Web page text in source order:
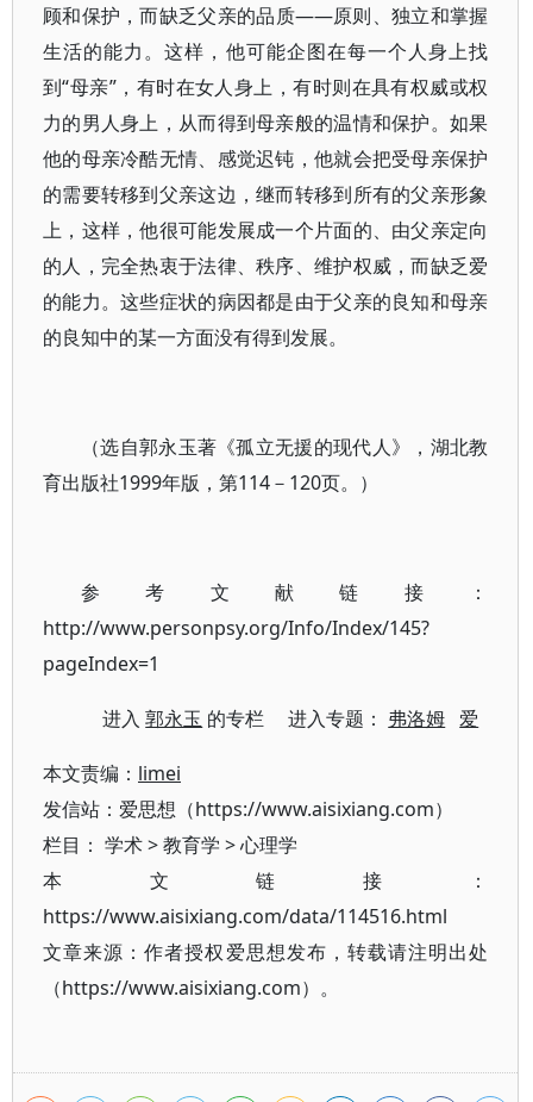
顾和保护，而缺乏父亲的品质——原则、独立和掌握
生活的能力。这样，他可能企图在每一个人身上找
到“母亲”，有时在女人身上，有时则在具有权威或权
力的男人身上，从而得到母亲般的温情和保护。如果
他的母亲冷酷无情、感觉迟钝，他就会把受母亲保护
的需要转移到父亲这边，继而转移到所有的父亲形象
上，这样，他很可能发展成一个片面的、由父亲定向
的人，完全热衷于法律、秩序、维护权威，而缺乏爱
的能力。这些症状的病因都是由于父亲的良知和母亲
的良知中的某一方面没有得到发展。
（选自郭永玉著《孤立无援的现代人》，湖北教
育出版社1999年版，第114－120页。）
参考文献链接：
http://www.personpsy.org/Info/Index/145?
pageIndex=1
进入郭永玉 的专栏 进入专题： 弗洛姆 爱
本文责编： limei
发信站：爱思想（https://www.aisixiang.com）
栏目： 学术>教育学 >心理学
本文链接：
https://www.aisixiang.com/data/114516.html
文章来源：作者授权爱思想发布，转载请注明出处
（https://www.aisixiang.com）。